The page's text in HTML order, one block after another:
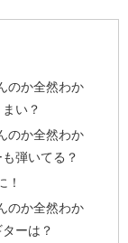
のか全然わか
い？
のか全然わか
弾いてる？
！
のか全然わか
ーは？